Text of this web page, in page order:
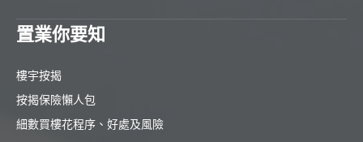
置業你要知
樓宇按揭
按揭保險懶人包
細數買樓花程序、好處及風險